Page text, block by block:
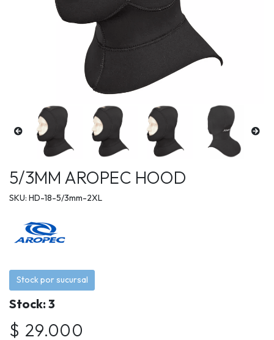
5/3MM AROPEC HOOD
SKU: HD-18-5/3mm-2XL
Stock por sucursal
Stock: 3
$ 29.000